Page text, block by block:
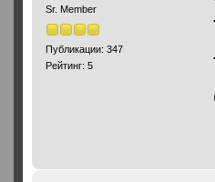
Sr. Member
Публикации: 347
Рейтинг: 5